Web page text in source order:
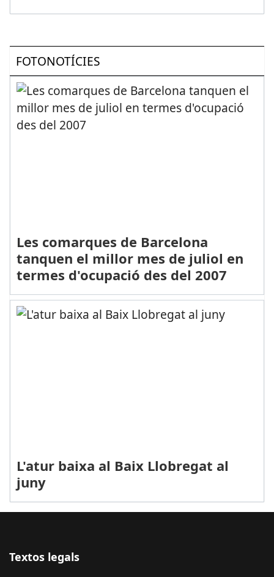
FOTONOTÍCIES
Les comarques de Barcelona
tanquen el millor mes de juliol en
termes d'ocupació des del 2007
L'atur baixa al Baix Llobregat al
juny
Textos legals